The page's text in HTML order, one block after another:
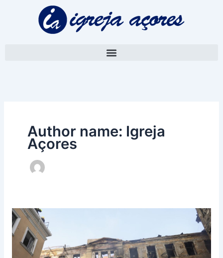
Author name: Igreja
Açores
Papa
pede
que
Rússia